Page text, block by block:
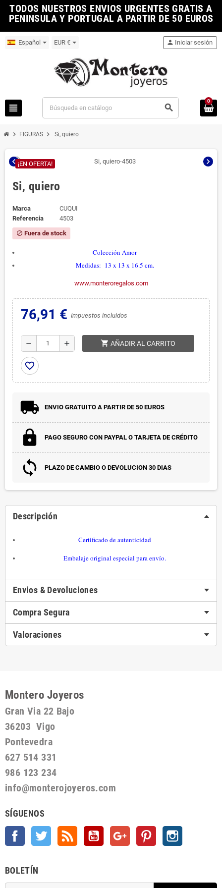
TODOS NUESTROS ENVIOS URGENTES GRATIS A
PENINSULA Y PORTUGAL A PARTIR DE 50 EUROS
Español EUR €
view_headline search
person Iniciar sesión
0
chevron_right FIGURAS chevron_right Si, quiero
chevron_left chevron_right
¡EN OFERTA!
Si, quiero
Marca
CUQUI
Referencia
4503
block Fuera de stock
Colección Amor
Medidas: 13 x 13 x 16.5 cm.
www.monteroregalos.com
76,91 € Impuestos incluidos
remove add shopping_cart AÑADIR AL CARRITO
favorite_border
ENVIO GRATUITO A PARTIR DE 50 EUROS
PAGO SEGURO CON PAYPAL O TARJETA DE CRÉDITO
PLAZO DE CAMBIO O DEVOLUCION 30 DIAS
Descripción
Certificado de autenticidad
Embalaje original especial para envío.
Envios & Devoluciones
Compra Segura
Valoraciones
Montero Joyeros
Gran Via 22 Bajo
36203 Vigo
Pontevedra
627 514 331
986 123 234
info@monterojoyeros.com
SÍGUENOS
Facebook Twitter YouTube Google + Pinterest
BOLETÍN